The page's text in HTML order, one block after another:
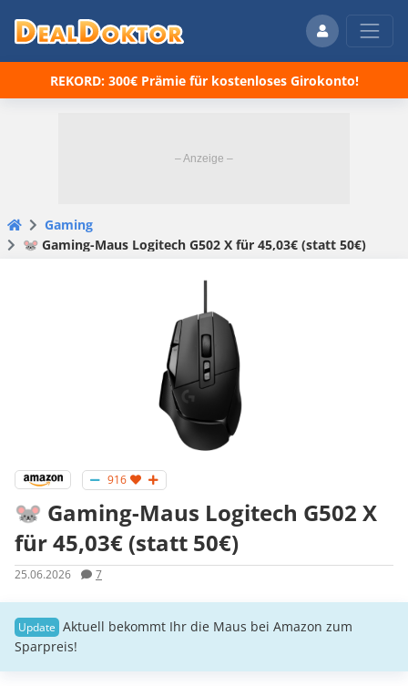
REKORD: 300€ Prämie für kostenloses Girokonto!
Gaming
🐭 Gaming-Maus Logitech G502 X für 45,03€ (statt 50€)
916
🐭 Gaming-Maus Logitech G502 X
für 45,03€ (statt 50€)
25.06.2026 7
Aktuell bekommt Ihr die Maus bei Amazon zum
Sparpreis!